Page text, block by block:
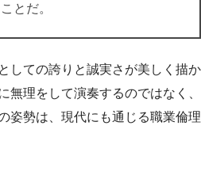
とだ。
しての誇りと誠実さが美しく描か
無理をして演奏するのではなく、
姿勢は、現代にも通じる職業倫理